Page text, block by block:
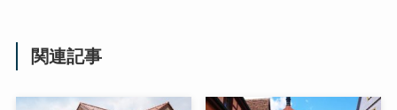
関連記事